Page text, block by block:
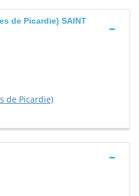
de Picardie) SAINT
de Picardie)